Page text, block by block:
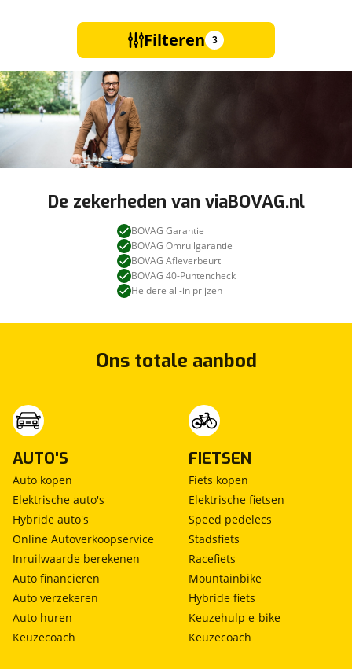
Filteren 3
De zekerheden van viaBOVAG.nl
BOVAG Garantie
BOVAG Omruilgarantie
BOVAG Afleverbeurt
BOVAG 40-Puntencheck
Heldere all-in prijzen
Ons totale aanbod
AUTO'S
Auto kopen
Elektrische auto's
Hybride auto's
Online Autoverkoopservice
Inruilwaarde berekenen
Auto financieren
Auto verzekeren
Auto huren
Keuzecoach
FIETSEN
Fiets kopen
Elektrische fietsen
Speed pedelecs
Stadsfiets
Racefiets
Mountainbike
Hybride fiets
Keuzehulp e-bike
Keuzecoach